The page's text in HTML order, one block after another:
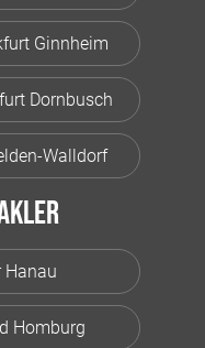
Ginnheim
Dornbusch
Walldorf
Hanau
Homburg